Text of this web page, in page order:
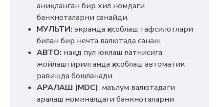
аниқланган бир хил номдаги
банкноталарни санайди.
МУЛЬТИ: экранда ҳисоблаш тафсилотлари
билан бир нечта валютада санаш.
АВТО: нақд пул юклаш патнисига
жойлаштирилганда ҳисоблаш автоматик
равишда бошланади.
АРАЛАШ (MDC): маълум валютадаги
аралаш номиналдаги банкноталарни